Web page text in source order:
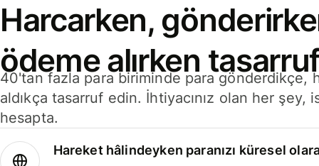
Harcarken,
ödeme alırken
40'tan fazla para biriminde para gönderdikçe,
aldıkça tasarruf edin. İhtiyacınız olan her
hesapta.
Hareket hâlindeyken paranızı küresel